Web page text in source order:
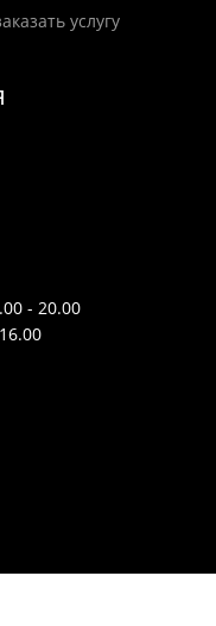
услугу
- 20.00